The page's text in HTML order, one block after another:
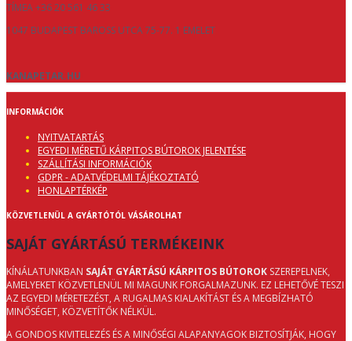
TÍMEA +36 20 561 46 33
1047 BUDAPEST BAROSS UTCA 75-77. 1 EMELET
KANAPETAR.HU
INFORMÁCIÓK
NYITVATARTÁS
EGYEDI MÉRETŰ KÁRPITOS BÚTOROK JELENTÉSE
SZÁLLÍTÁSI INFORMÁCIÓK
GDPR - ADATVÉDELMI TÁJÉKOZTATÓ
HONLAPTÉRKÉP
KÖZVETLENÜL A GYÁRTÓTÓL VÁSÁROLHAT
SAJÁT GYÁRTÁSÚ TERMÉKEINK
KÍNÁLATUNKBAN SAJÁT GYÁRTÁSÚ KÁRPITOS BÚTOROK SZEREPELNEK,
AMELYEKET KÖZVETLENÜL MI MAGUNK FORGALMAZUNK. EZ LEHETŐVÉ TESZI
AZ EGYEDI MÉRETEZÉST, A RUGALMAS KIALAKÍTÁST ÉS A MEGBÍZHATÓ
MINŐSÉGET, KÖZVETÍTŐK NÉLKÜL.
A GONDOS KIVITELEZÉS ÉS A MINŐSÉGI ALAPANYAGOK BIZTOSÍTJÁK, HOGY